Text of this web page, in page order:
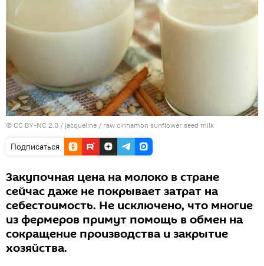
© CC BY-NC 2.0 / jacqueline / raw cinnamon sunflower seed milk
Подписаться
Закупочная цена на молоко в стране
сейчас даже не покрывает затрат на
себестоимость. Не исключено, что многие
из фермеров примут помощь в обмен на
сокращение производства и закрытие
хозяйства.